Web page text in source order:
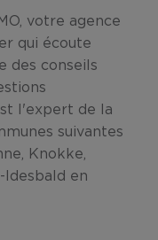
votre agence
qui écoute
des conseils
l'expert de la
suivantes
Knokke,
Idesbald en